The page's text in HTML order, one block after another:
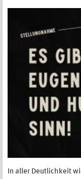
In aller Deutlichkeit